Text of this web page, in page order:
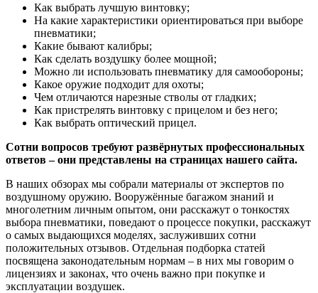
Как выбрать лучшую винтовку;
На какие характеристики ориентироваться при выборе
пневматики;
Какие бывают калибры;
Как сделать воздушку более мощной;
Можно ли использовать пневматику для самообороны;
Какое оружие подходит для охоты;
Чем отличаются нарезные стволы от гладких;
Как пристрелять винтовку с прицелом и без него;
Как выбрать оптический прицел.
Сотни вопросов требуют развёрнутых профессиональных
ответов – они представлены на страницах нашего сайта.
В наших обзорах мы собрали материалы от экспертов по
воздушному оружию. Вооружённые багажом знаний и
многолетним личным опытом, они расскажут о тонкостях
выбора пневматики, поведают о процессе покупки, расскажут
о самых выдающихся моделях, заслуживших сотни
положительных отзывов. Отдельная подборка статей
посвящена законодательным нормам – в них мы говорим о
лицензиях и законах, что очень важно при покупке и
эксплуатации воздушек.